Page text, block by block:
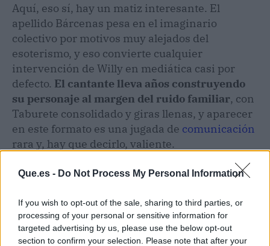
Que.es - Do Not Process My Personal Information
If you wish to opt-out of the sale, sharing to third parties, or
processing of your personal or sensitive information for
targeted advertising by us, please use the below opt-out
section to confirm your selection. Please note that after your
Aquí, eso sí, hay un matiz interesante. El
apellido Bárcenas pesa en el imaginario
colectivo por motivos muy alejados del
esoterismo, y eso convierte cualquier
intervención de Willy en mediática casi por
defecto. El cantante lleva años construyendo
su personaje al margen del ruido familiar, con
Taburete consolidado y giras llenas, y aparecer
en este formato es una jugada de comunicación
rara y, hay que decirlo, valiente.